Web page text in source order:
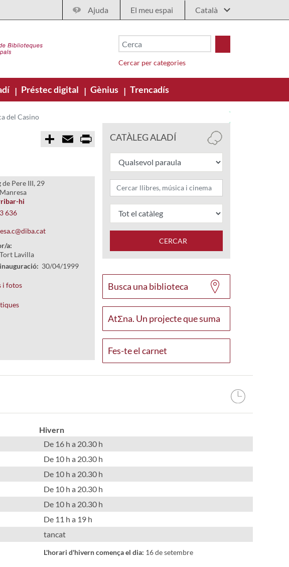
Ajuda El meu espai
Cercar per categories
| Préstec digital | Gènius | Trencadís
del Casino
C
r
m
de Pere III, 29
hi
636
a:
Lavilla
30/04/1999
i fotos
Hivern
De 16 h a 20.30 h
De 10 h a 20.30 h
De 10 h a 20.30 h
De 10 h a 20.30 h
De 10 h a 20.30 h
De 11 h a 19 h
tancat
L'horari d'hivern comença el dia: 16 de setembre
CATÀLEG ALADÍ
CERCAR
Busca una biblioteca
AtΣna. Un projecte que suma
Fes-te el carnet